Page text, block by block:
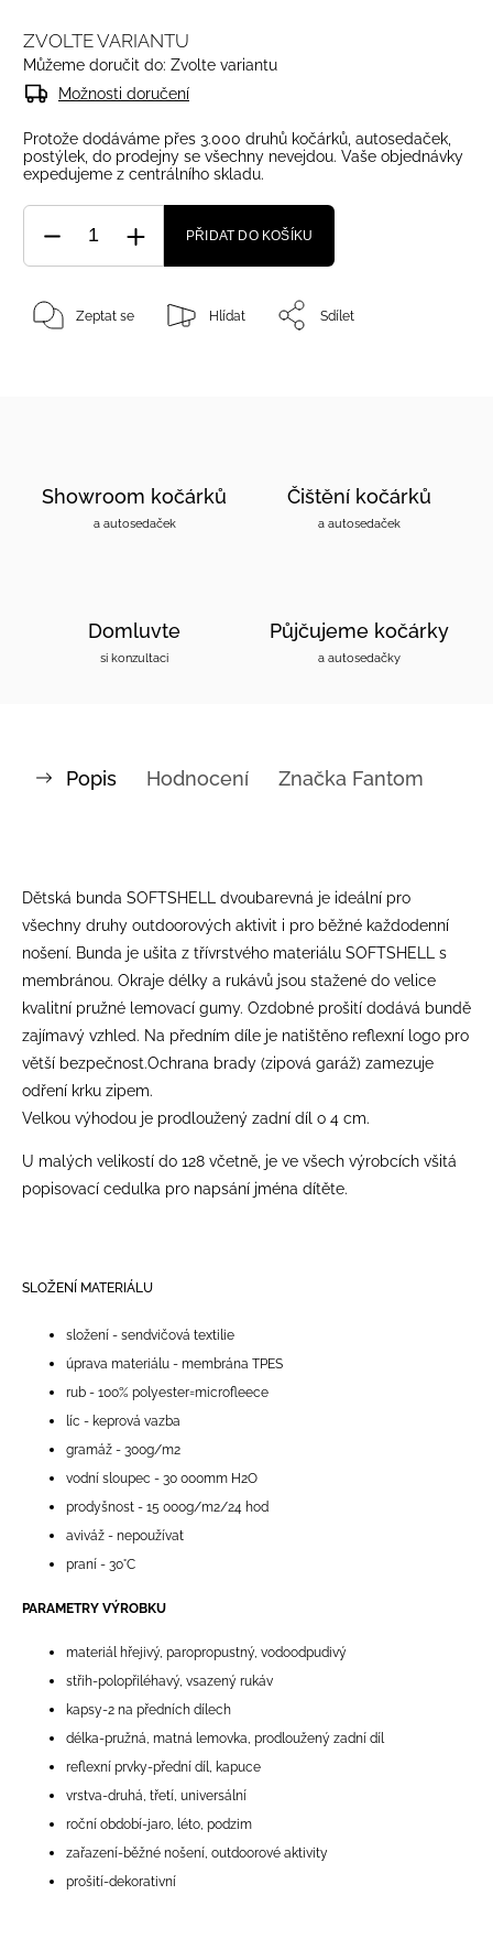
ZVOLTE VARIANTU
Můžeme doručit do: Zvolte variantu
Možnosti doručení
Protože dodáváme přes 3.000 druhů kočárků, autosedaček,
postýlek, do prodejny se všechny nevejdou. Vaše objednávky
expedujeme z centrálního skladu.
PŘIDAT DO KOŠÍKU
Zeptat se Hlídat Sdílet
Showroom kočárků
a autosedaček
Čištění kočárků
a autosedaček
Domluvte
si konzultaci
Půjčujeme kočárky
a autosedačky
Popis Hodnocení Značka Fantom
Dětská bunda SOFTSHELL dvoubarevná je ideální pro
všechny druhy outdoorových aktivit i pro běžné každodenní
nošení. Bunda je ušita z třívrstvého materiálu SOFTSHELL s
membránou. Okraje délky a rukávů jsou stažené do velice
kvalitní pružné lemovací gumy. Ozdobné prošití dodává bundě
zajímavý vzhled. Na předním díle je natištěno reflexní logo pro
větší bezpečnost.Ochrana brady (zipová garáž) zamezuje
odření krku zipem.
Velkou výhodou je prodloužený zadní díl o 4 cm.
U malých velikostí do 128 včetně, je ve všech výrobcích všitá
popisovací cedulka pro napsání jména dítěte.
SLOŽENÍ MATERIÁLU
složení - sendvičová textilie
úprava materiálu - membrána TPES
rub - 100% polyester=microfleece
líc - keprová vazba
gramáž - 300g/m2
vodní sloupec - 30 000mm H2O
prodyšnost - 15 000g/m2/24 hod
aviváž - nepoužívat
praní - 30°C
PARAMETRY VÝROBKU
materiál hřejivý, paropropustný, vodoodpudivý
střih-polopřiléhavý, vsazený rukáv
kapsy-2 na předních dílech
délka-pružná, matná lemovka, prodloužený zadní díl
reflexní prvky-přední díl, kapuce
vrstva-druhá, třetí, universální
roční období-jaro, léto, podzim
zařazení-běžné nošení, outdoorové aktivity
prošití-dekorativní